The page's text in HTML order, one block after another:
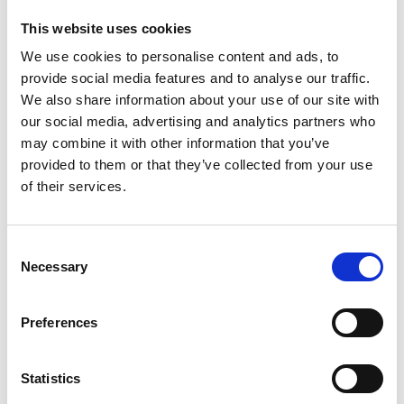
This website uses cookies
We use cookies to personalise content and ads, to
provide social media features and to analyse our traffic.
We also share information about your use of our site with
our social media, advertising and analytics partners who
may combine it with other information that you’ve
provided to them or that they’ve collected from your use
of their services.
Selection
Necessary
Preferences
Statistics
eller andre driftsforstyrrelser, se venligst
(begge på svensk).
Det skal du huske, når du kører i Sverige